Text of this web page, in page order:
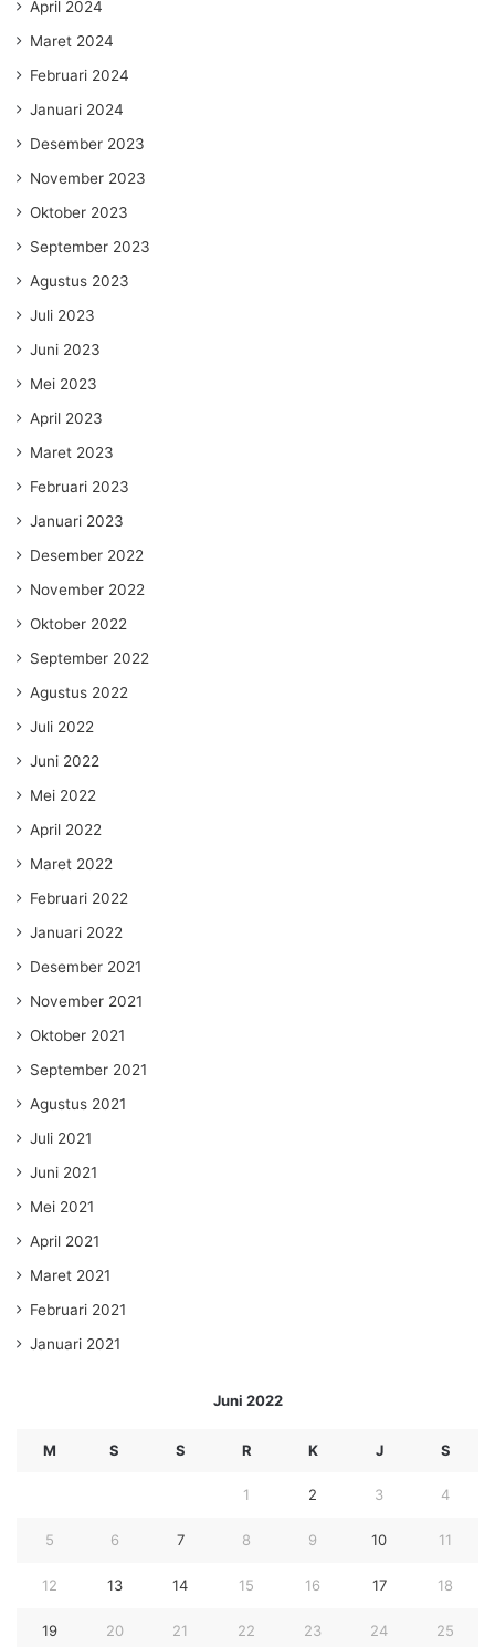
April 2024
Maret 2024
Februari 2024
Januari 2024
Desember 2023
November 2023
Oktober 2023
September 2023
Agustus 2023
Juli 2023
Juni 2023
Mei 2023
April 2023
Maret 2023
Februari 2023
Januari 2023
Desember 2022
November 2022
Oktober 2022
September 2022
Agustus 2022
Juli 2022
Juni 2022
Mei 2022
April 2022
Maret 2022
Februari 2022
Januari 2022
Desember 2021
November 2021
Oktober 2021
September 2021
Agustus 2021
Juli 2021
Juni 2021
Mei 2021
April 2021
Maret 2021
Februari 2021
Januari 2021
Juni 2022
M S S R K J S
1 2 3 4
5 6 7 8 9 10 11
12 13 14 15 16 17 18
19 20 21 22 23 24 25